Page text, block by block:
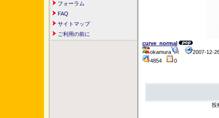
フォーラム
FAQ
サイトマップ
ご利用の前に
curve_normal
okamura
2007-12-
4854
0
投